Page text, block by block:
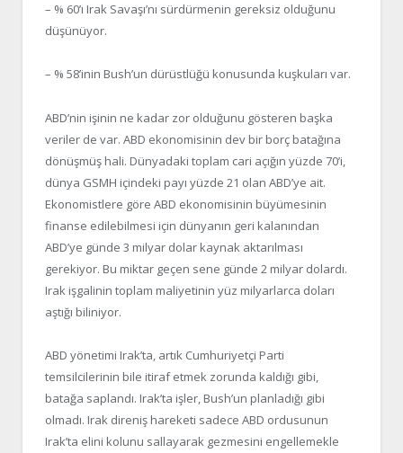
– % 60’ı Irak Savaşı’nı sürdürmenin gereksiz olduğunu
düşünüyor.
– % 58’inin Bush’un dürüstlüğü konusunda kuşkuları var.
ABD’nin işinin ne kadar zor olduğunu gösteren başka
veriler de var. ABD ekonomisinin dev bir borç batağına
dönüşmüş hali. Dünyadaki toplam cari açığın yüzde 70’i,
dünya GSMH içindeki payı yüzde 21 olan ABD’ye ait.
Ekonomistlere göre ABD ekonomisinin büyümesinin
finanse edilebilmesi için dünyanın geri kalanından
ABD’ye günde 3 milyar dolar kaynak aktarılması
gerekiyor. Bu miktar geçen sene günde 2 milyar dolardı.
Irak işgalinin toplam maliyetinin yüz milyarlarca doları
aştığı biliniyor.
ABD yönetimi Irak’ta, artık Cumhuriyetçi Parti
temsilcilerinin bile itiraf etmek zorunda kaldığı gibi,
batağa saplandı. Irak’ta işler, Bush’un planladığı gibi
olmadı. Irak direniş hareketi sadece ABD ordusunun
Irak’ta elini kolunu sallayarak gezmesini engellemekle